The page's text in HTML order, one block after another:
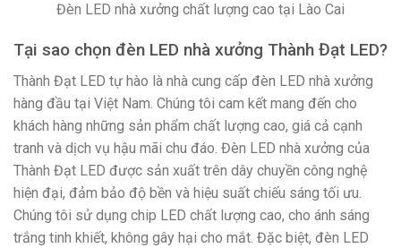
Đèn LED nhà xưởng chất lượng cao tại Lào Cai
Tại sao chọn đèn LED nhà xưởng Thành Đạt LED?
Thành Đạt LED tự hào là nhà cung cấp đèn LED nhà xưởng
hàng đầu tại Việt Nam. Chúng tôi cam kết mang đến cho
khách hàng những sản phẩm chất lượng cao, giá cả cạnh
tranh và dịch vụ hậu mãi chu đáo. Đèn LED nhà xưởng của
Thành Đạt LED được sản xuất trên dây chuyền công nghệ
hiện đại, đảm bảo độ bền và hiệu suất chiếu sáng tối ưu.
Chúng tôi sử dụng chip LED chất lượng cao, cho ánh sáng
trắng tinh khiết, không gây hại cho mắt. Đặc biệt, đèn LED